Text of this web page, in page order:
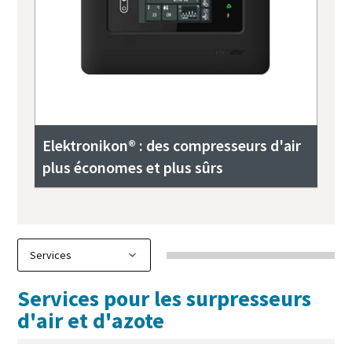
Elektronikon® : des compresseurs d'air
plus économes et plus sûrs
Services pour les surpresseurs
d'air et d'azote